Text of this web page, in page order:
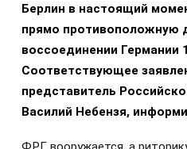
Берлин в настоящий
прямо противоположную
воссоединении Германии
Соответствующее
представитель
Василий Небензя,